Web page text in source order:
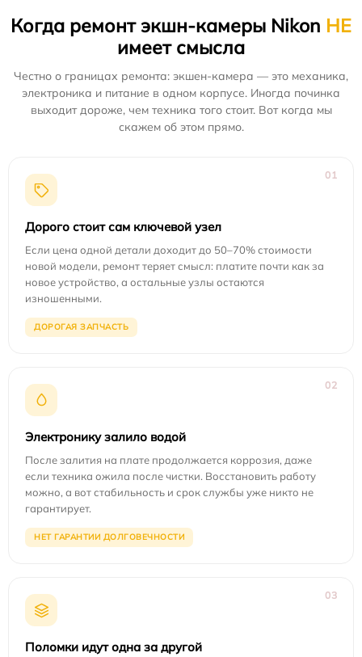
Когда ремонт экшн-камеры Nikon НЕ
имеет смысла
Честно о границах ремонта: экшен-камера — это механика,
электроника и питание в одном корпусе. Иногда починка
выходит дороже, чем техника того стоит. Вот когда мы
скажем об этом прямо.
01
Дорого стоит сам ключевой узел
Если цена одной детали доходит до 50–70% стоимости
новой модели, ремонт теряет смысл: платите почти как за
новое устройство, а остальные узлы остаются
изношенными.
ДОРОГАЯ ЗАПЧАСТЬ
02
Электронику залило водой
После залития на плате продолжается коррозия, даже
если техника ожила после чистки. Восстановить работу
можно, а вот стабильность и срок службы уже никто не
гарантирует.
НЕТ ГАРАНТИИ ДОЛГОВЕЧНОСТИ
03
Поломки идут одна за другой